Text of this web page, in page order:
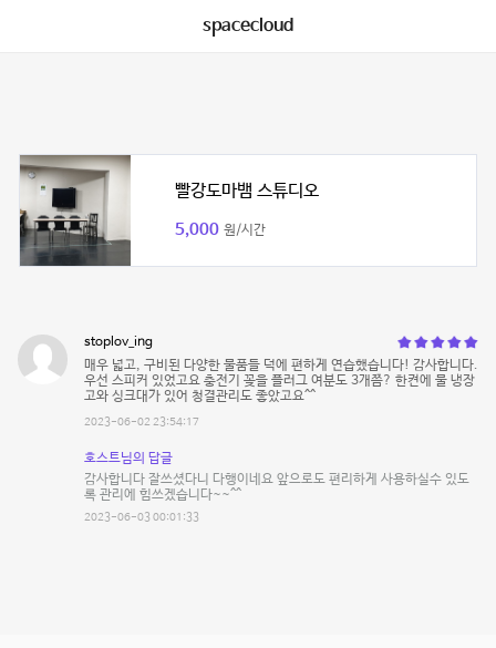
spacecloud
빨강도마뱀 스튜디오
5,000 원/시간
stoplov_ing
매우 넓고, 구비된 다양한 물품들 덕에 편하게 연습했습니다! 감사합니다.
우선 스피커 있었고요 충전기 꽂을 플러그 여분도 3개쯤? 한켠에 물 냉장
고와 싱크대가 있어 청결관리도 좋았고요^^
2023-06-02 23:54:17
호스트님의 답글
감사합니다 잘쓰셨다니 다행이네요 앞으로도 편리하게 사용하실수 있도
록 관리에 힘쓰겠습니다~~^^
2023-06-03 00:01:33